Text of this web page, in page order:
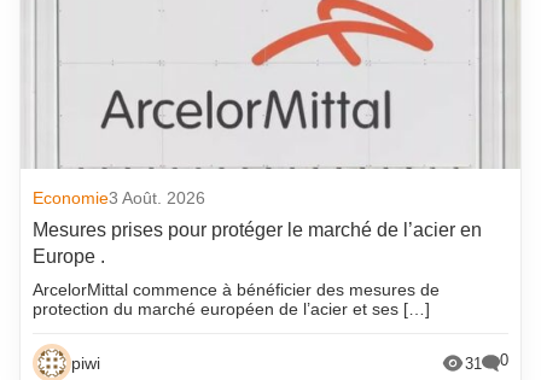
Economie3 Août. 2026
Mesures prises pour protéger le marché de l’acier en
Europe .
ArcelorMittal commence à bénéficier des mesures de
protection du marché européen de l’acier et ses […]
piwi 31 0